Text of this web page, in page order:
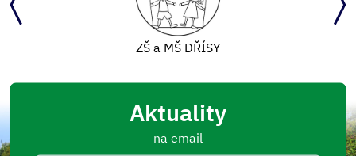
ZŠ a MŠ DŘÍSY
Aktuality
na email